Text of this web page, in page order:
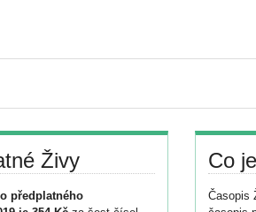
Živy
předplatného
Co
Časopis